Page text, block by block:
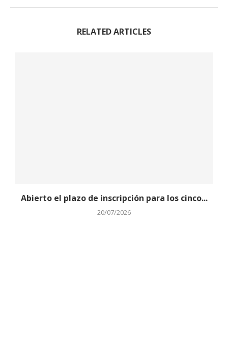
RELATED ARTICLES
Abierto el plazo de inscripción para los cinco...
20/07/2026